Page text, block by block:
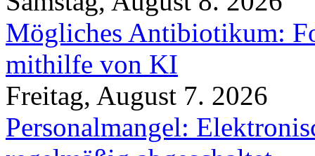
Mögliches Antibiotikum:
mithilfe von KI
Freitag, August 7. 2026
Personalmangel: